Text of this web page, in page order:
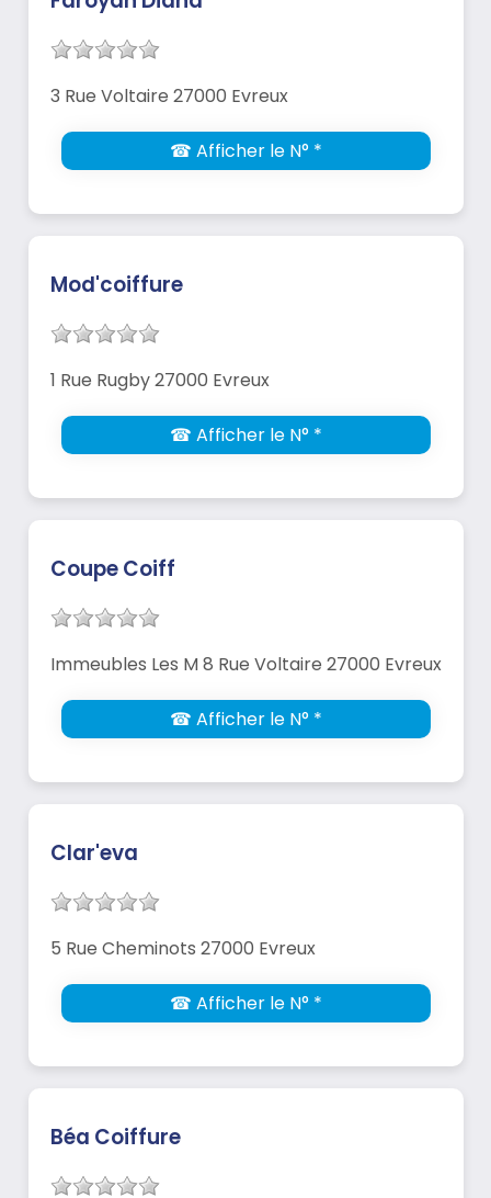
3 Rue Voltaire 27000 Evreux
☎ Afficher le N° *
Mod'coiffure
1 Rue Rugby 27000 Evreux
☎ Afficher le N° *
Coupe Coiff
Immeubles Les M 8 Rue Voltaire 27000 Evreux
☎ Afficher le N° *
Clar'eva
5 Rue Cheminots 27000 Evreux
☎ Afficher le N° *
Béa Coiffure